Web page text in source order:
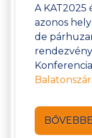
A KAT2025
azonos
de